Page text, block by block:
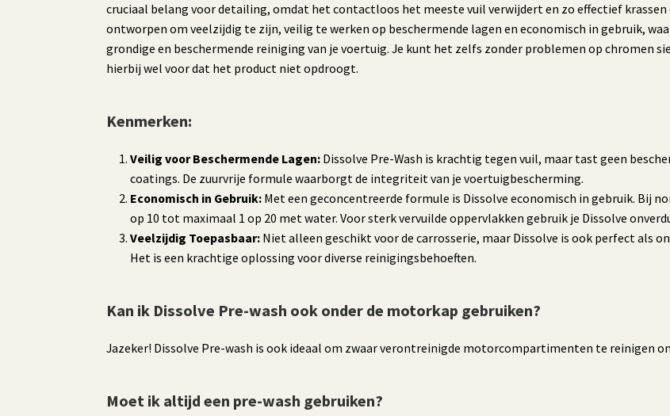
cruciaal belang voor detailing, omdat het contactloos het meeste vuil verwijdert en zo effectief
ontworpen om veelzijdig te zijn, veilig te werken op beschermende lagen en economisch in gebruik,
grondige en beschermende reiniging van je voertuig. Je kunt het zelfs zonder problemen op chromen
hierbij wel voor dat het product niet opdroogt.
Kenmerken:
Veilig voor Beschermende Lagen: Dissolve Pre-Wash is krachtig tegen vuil, maar tast geen
coatings. De zuurvrije formule waarborgt de integriteit van je voertuigbescherming.
Economisch in Gebruik: Met een geconcentreerde formule is Dissolve economisch in gebruik. Bij
op 10 tot maximaal 1 op 20 met water. Voor sterk vervuilde oppervlakken gebruik je Dissolve
Veelzijdig Toepasbaar: Niet alleen geschikt voor de carrosserie, maar Dissolve is ook perfect als
Het is een krachtige oplossing voor diverse reinigingsbehoeften.
Kan ik Dissolve Pre-wash ook onder de motorkap gebruiken?
Jazeker! Dissolve Pre-wash is ook ideaal om zwaar verontreinigde motorcompartimenten te reinigen
Moet ik altijd een pre-wash gebruiken?